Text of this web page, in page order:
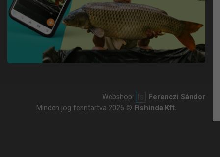
Webshop:
Ferenczi Sándor
Minden jog fenntartva 2026 © Fishinda Kft.